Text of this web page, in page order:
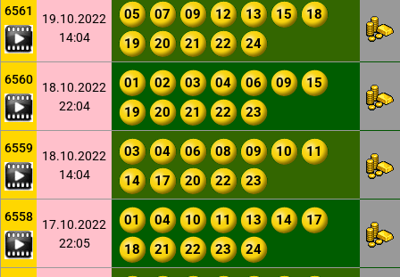
6561
19.10.2022
14:04
05 07 09 12 13 15
18
19
20 21 22 24
6560
18.10.2022
22:04
01 02 03 04 06 09
15
19
20 21 22 23
6559
18.10.2022
14:04
03 04 06 08 09 10
11
14
17 20 22 23
6558
17.10.2022
22:05
01 04 10 11 13 14
17
18
21 22 23 24